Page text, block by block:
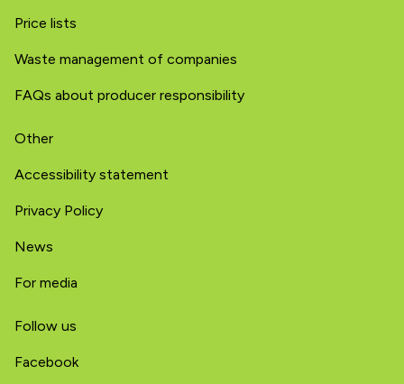
Price lists
Waste management of companies
FAQs about producer responsibility
Other
Accessibility statement
Privacy Policy
News
For media
Follow us
Facebook